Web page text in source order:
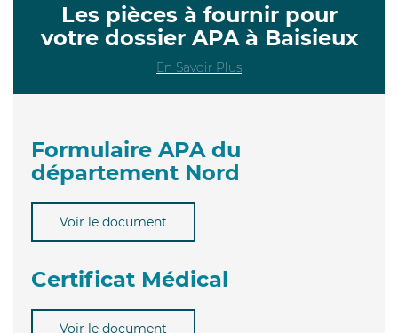
Les pièces à fournir pour
votre dossier APA à Baisieux
En Savoir Plus
Formulaire APA du
département Nord
Voir le document
Certificat Médical
Voir le document